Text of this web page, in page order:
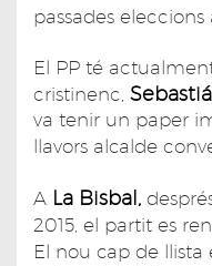
passades
El PP té
cristinenc,
va tenir un paper
llavors alcalde
A La Bisbal,
2015, el partit es
El nou cap de llista